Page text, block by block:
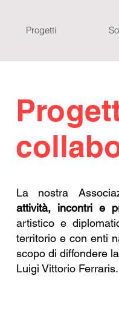
Progetti
La nostra
attività, incontri e
artistico e
territorio e con enti
scopo di diffondere
Luigi Vittorio Ferraris.